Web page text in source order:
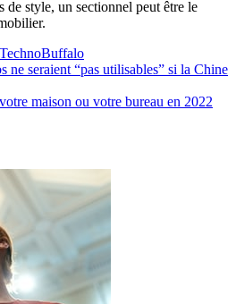
de style, un sectionnel peut être le
TechnoBuffalo
ne seraient “pas utilisables” si la Chine
maison ou votre bureau en 2022